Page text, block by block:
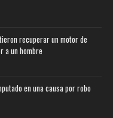
recuperar un motor de
a un hombre
en una causa por robo